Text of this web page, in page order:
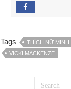
Tags THÍCH NỮ MINH
VICKI MACKENZE